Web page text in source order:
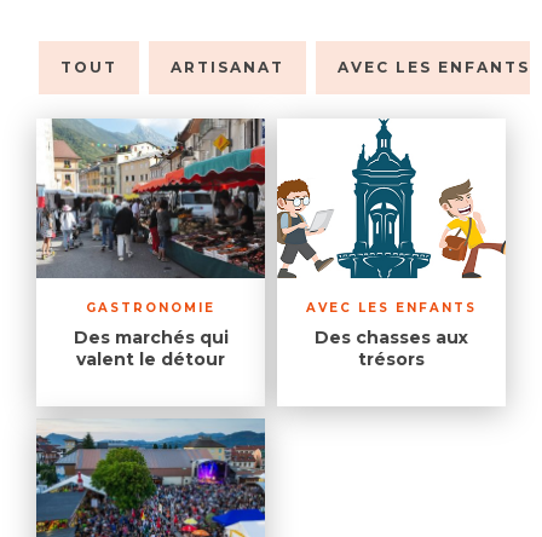
TOUT ARTISANAT AVEC LES ENFANTS
GASTRONOMIE
Des marchés qui
valent le détour
AVEC LES ENFANTS
Des chasses aux
trésors